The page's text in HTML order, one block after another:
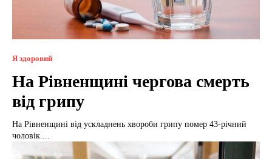
Я здоровий
На Рівненщині чергова смерть
від грипу
На Рівненщині від ускладнень хвороби грипу помер 43-річний
чоловік....